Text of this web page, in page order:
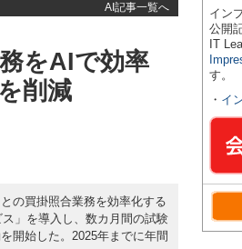
AI記事一覧へ
をAIで効率
削減
の買掛照合業務を効率化する
」を導入し、数カ月間の試験
開始した。2025年までに年間
イン
公開
IT
す。
・ イ